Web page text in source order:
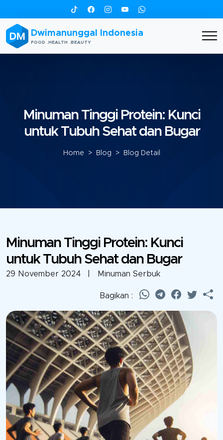
Dwimanunggal Indonesia
FOOD .HEALTH .BEAUTY
Minuman Tinggi Protein: Kunci
untuk Tubuh Sehat dan Bugar
Home > Blog > Blog Detail
Minuman Tinggi Protein: Kunci
untuk Tubuh Sehat dan Bugar
29 November 2024 | Minuman Serbuk
Bagikan :